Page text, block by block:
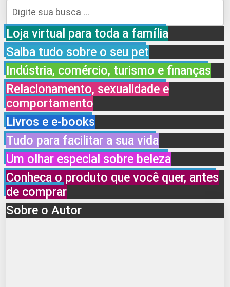
Loja virtual para toda a família
Saiba tudo sobre o seu pet
Indústria, comércio, turismo e finanças
Relacionamento, sexualidade e
comportamento
Livros e e-books
Tudo para facilitar a sua vida
Um olhar especial sobre beleza
Conheça o produto que você quer, antes
de comprar
Sobre o Autor